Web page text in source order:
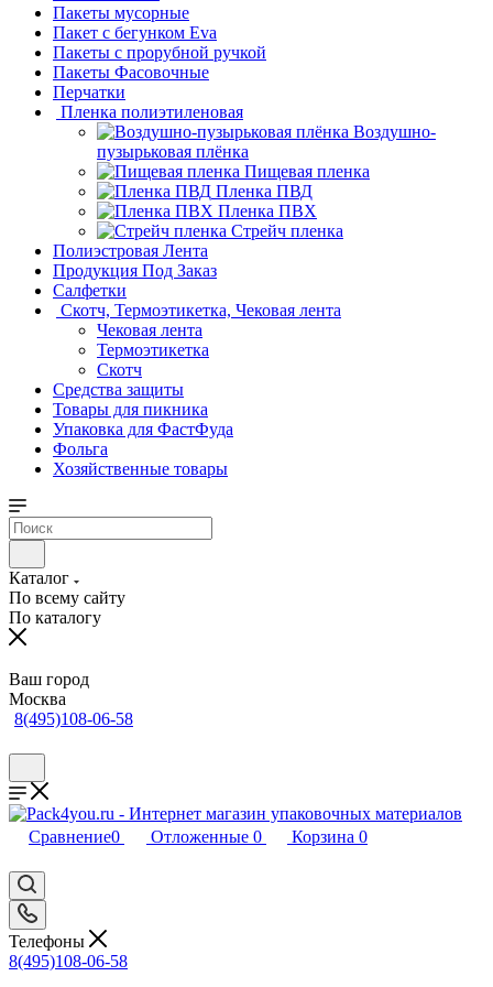
Пакеты мусорные
Пакет с бегунком Eva
Пакеты с прорубной ручкой
Пакеты Фасовочные
Перчатки
Пленка полиэтиленовая
Воздушно-
пузырьковая плёнка
Пищевая пленка
Пленка ПВД
Пленка ПВХ
Стрейч пленка
Полиэстровая Лента
Продукция Под Заказ
Салфетки
Скотч, Термоэтикетка, Чековая лента
Чековая лента
Термоэтикетка
Скотч
Средства защиты
Товары для пикника
Упаковка для ФастФуда
Фольга
Хозяйственные товары
Каталог
По всему сайту
По каталогу
Ваш город
Москва
8(495)108-06-58
Сравнение0 Отложенные 0 Корзина 0
Телефоны
8(495)108-06-58